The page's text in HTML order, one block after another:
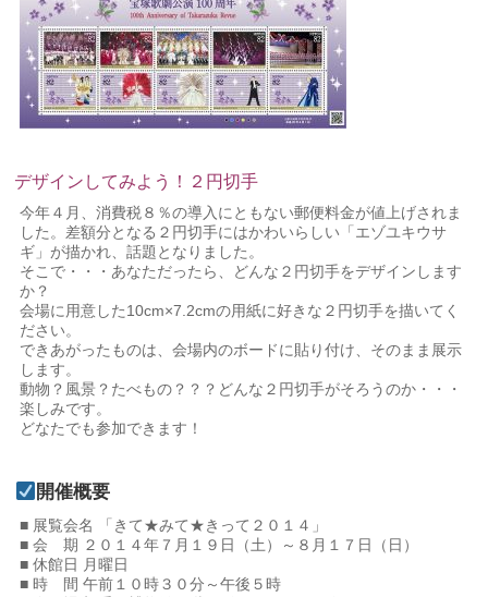
デザインしてみよう！２円切手
今年４月、消費税８％の導入にともない郵便料金が値上げされま
した。差額分となる２円切手にはかわいらしい「エゾユキウサ
ギ」が描かれ、話題となりました。
そこで・・・あなただったら、どんな２円切手をデザインします
か？
会場に用意した10cm×7.2cmの用紙に好きな２円切手を描いてく
ださい。
できあがったものは、会場内のボードに貼り付け、そのまま展示
します。
動物？風景？たべもの？？？どんな２円切手がそろうのか・・・
楽しみです。
どなたでも参加できます！
開催概要
■ 展覧会名 「きて★みて★きって２０１４」
■ 会 期 ２０１４年７月１９日（土）～８月１７日（日）
■ 休館日 月曜日
■ 時 間 午前１０時３０分～午後５時